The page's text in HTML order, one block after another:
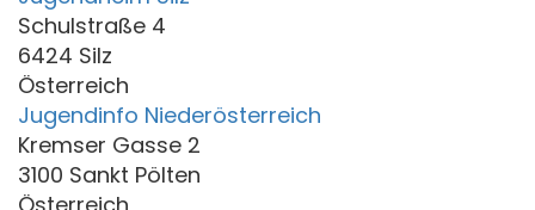
Schulstraße 4
6424 Silz
Österreich
Jugendinfo Niederösterreich
Kremser Gasse 2
3100 Sankt Pölten